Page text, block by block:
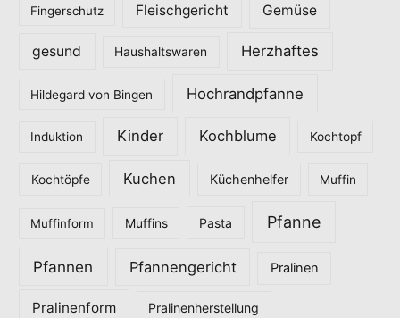
Fingerschutz Fleischgericht Gemüse
gesund Haushaltswaren Herzhaftes
Hildegard von Bingen Hochrandpfanne
Induktion Kinder Kochblume Kochtopf
Kochtöpfe Kuchen Küchenhelfer Muffin
Muffinform Muffins Pasta Pfanne
Pfannen Pfannengericht Pralinen
Pralinenform Pralinenherstellung